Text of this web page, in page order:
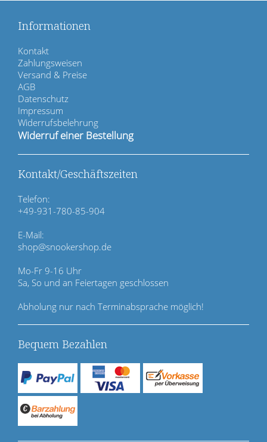
Informationen
N
a
v
i
g
a
t
i
n
ü
b
e
r
s
p
r
i
n
g
e
n
Kontakt
Zahlungsweisen
Versand & Preise
AGB
Datenschutz
Impressum
Widerrufsbelehrung
Widerruf einer Bestellung
Kontakt/Geschäftszeiten
Telefon:
+49-931-780-85-904
E-Mail:
shop@snookershop.de
Mo-Fr 9-16 Uhr
Sa, So und an Feiertagen geschlossen
Abholung nur nach Terminabsprache möglich!
Bequem Bezahlen